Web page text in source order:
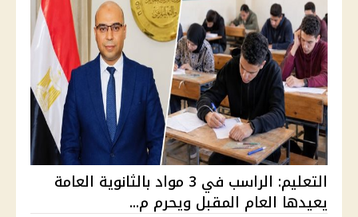
التعليم: الراسب في 3 مواد بالثانوية العامة
يعيدها العام المقبل ويحرم م...